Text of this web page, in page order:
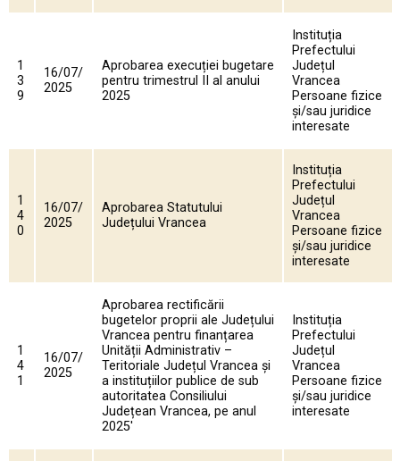
1
3
9
16/07/
2025
Aprobarea execuției bugetare
pentru trimestrul II al anului
2025
Instituția
Prefectului
Județul
Vrancea
Persoane fizice
și/sau juridice
interesate
1
4
0
16/07/
2025
Aprobarea Statutului
Județului Vrancea
Instituția
Prefectului
Județul
Vrancea
Persoane fizice
și/sau juridice
interesate
1
4
1
16/07/
2025
Aprobarea rectificării
bugetelor proprii ale Județului
Vrancea pentru finanțarea
Unității Administrativ –
Teritoriale Județul Vrancea şi
a instituțiilor publice de sub
autoritatea Consiliului
Județean Vrancea, pe anul
2025'
Instituția
Prefectului
Județul
Vrancea
Persoane fizice
și/sau juridice
interesate